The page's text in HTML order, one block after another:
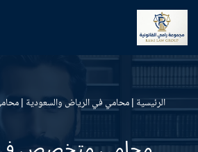
تخطى
إلى
المحتوى
الرئيسية |محامي في الرياض والسعودية |